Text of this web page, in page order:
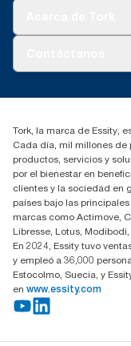
91 657 84 00
Tork, la marca de Essity,
Cada día, mil millones de
productos, servicios y
por el bienestar en
clientes y la sociedad en
países bajo las
marcas como Actimove,
Libresse, Lotus,
En 2024, Essity tuvo
y empleó a 36,000
Estocolmo, Suecia, y
en www.essity.com